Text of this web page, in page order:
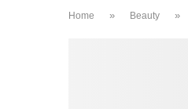
Home » Beauty »